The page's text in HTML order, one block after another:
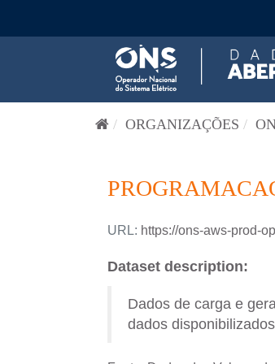
ORGANIZAÇÕES
URL: https://ons-aws-prod-
Dataset description:
Dados de carga e
dados